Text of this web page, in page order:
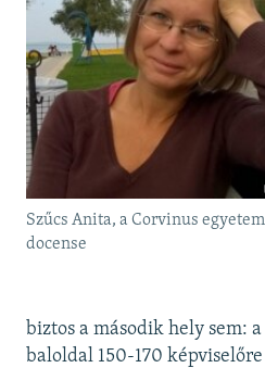
Szűcs Anita, a Corvinus egyetem
docense
biztos a második hely sem:
baloldal 150-170